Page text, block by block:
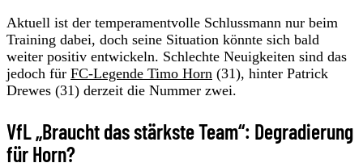
Aktuell ist der temperamentvolle Schlussmann nur beim
Training dabei, doch seine Situation könnte sich bald
weiter positiv entwickeln. Schlechte Neuigkeiten sind das
jedoch für FC-Legende Timo Horn (31), hinter Patrick
Drewes (31) derzeit die Nummer zwei.
VfL „Braucht das stärkste Team“: Degradierung
für Horn?